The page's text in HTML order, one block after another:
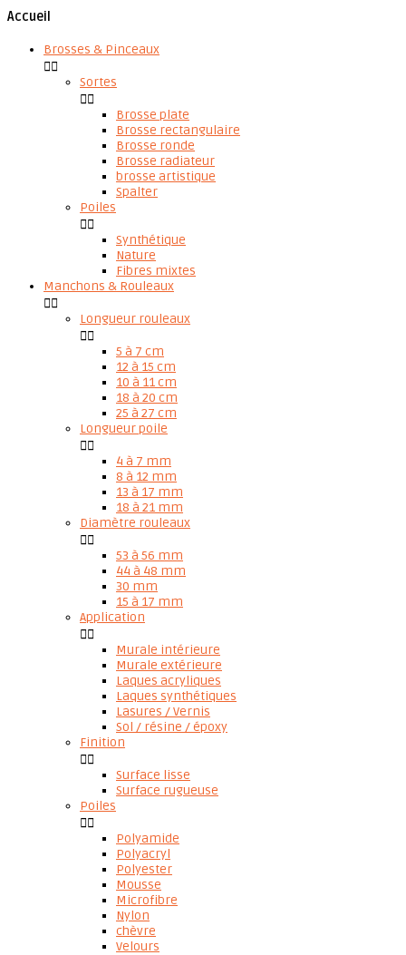
Accueil
Brosses & Pinceaux

Sortes

Brosse plate
Brosse rectangulaire
Brosse ronde
Brosse radiateur
brosse artistique
Spalter
Poiles

Synthétique
Nature
Fibres mixtes
Manchons & Rouleaux

Longueur rouleaux

5 à 7 cm
12 à 15 cm
10 à 11 cm
18 à 20 cm
25 à 27 cm
Longueur poile

4 à 7 mm
8 à 12 mm
13 à 17 mm
18 à 21 mm
Diamètre rouleaux

53 à 56 mm
44 à 48 mm
30 mm
15 à 17 mm
Application

Murale intérieure
Murale extérieure
Laques acryliques
Laques synthétiques
Lasures / Vernis
Sol / résine / époxy
Finition

Surface lisse
Surface rugueuse
Poiles

Polyamide
Polyacryl
Polyester
Mousse
Microfibre
Nylon
chèvre
Velours